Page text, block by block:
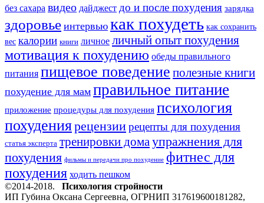
без сахара видео дайджест до и после похудения зарядка
здоровье интервью как похудеть как сохранить
вес калории книги личное личный опыт похудения
мотивация к похудению обеды правильного
питания пищевое поведение полезные книги
похудение для мам правильное питание
приложение процедуры для похудения психология
похудениярецензиирецепты для похудения
статья эксперта тренировки домаупражнения для
похудения фильмы и передачи про похудение фитнес для
похудения ходить пешком
©2014-2018. Психология стройности
ИП Губина Оксана Сергеевна, ОГРНИП 317619600181282,